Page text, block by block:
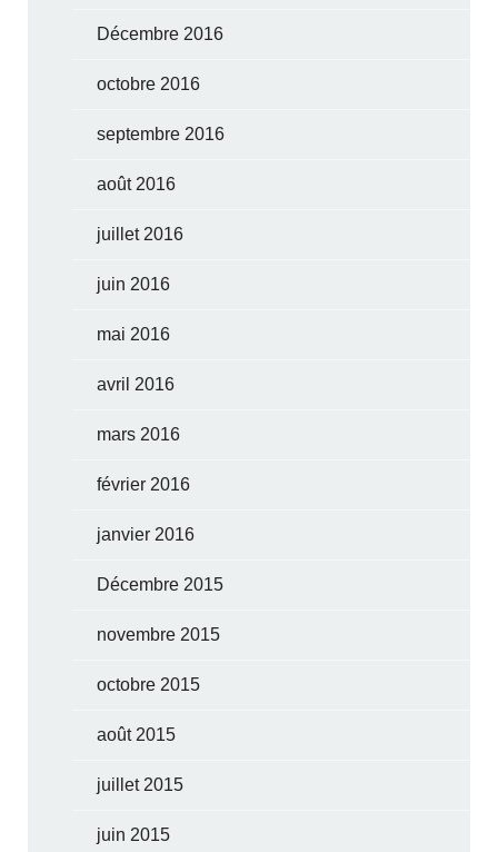
Décembre 2016
octobre 2016
septembre 2016
août 2016
juillet 2016
juin 2016
mai 2016
avril 2016
mars 2016
février 2016
janvier 2016
Décembre 2015
novembre 2015
octobre 2015
août 2015
juillet 2015
juin 2015